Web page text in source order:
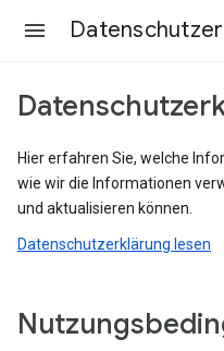
Hier erfahren Sie, welche
wie wir die Informationen
und aktualisieren können.
Datenschutzerklärung lesen